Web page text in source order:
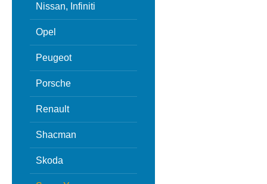
Nissan, Infiniti
Opel
Peugeot
Porsche
Renault
Shacman
Skoda